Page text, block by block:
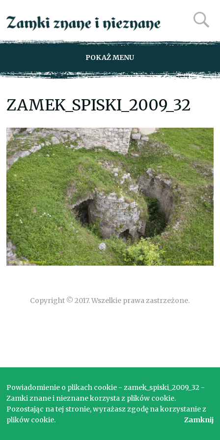
POKAŻ MENU
ZAMEK_SPISKI_2009_32
Copyright © 2017. Wszelkie prawa zastrzeżone.
Powiadomienie o plikach cookie - zamek_spiski_2009_32 -
Zamki znane i nieznane korzysta z plików cookie.
Pozostając na tej stronie, wyrażasz zgodę na korzystanie z
plików cookie.
Zamknij